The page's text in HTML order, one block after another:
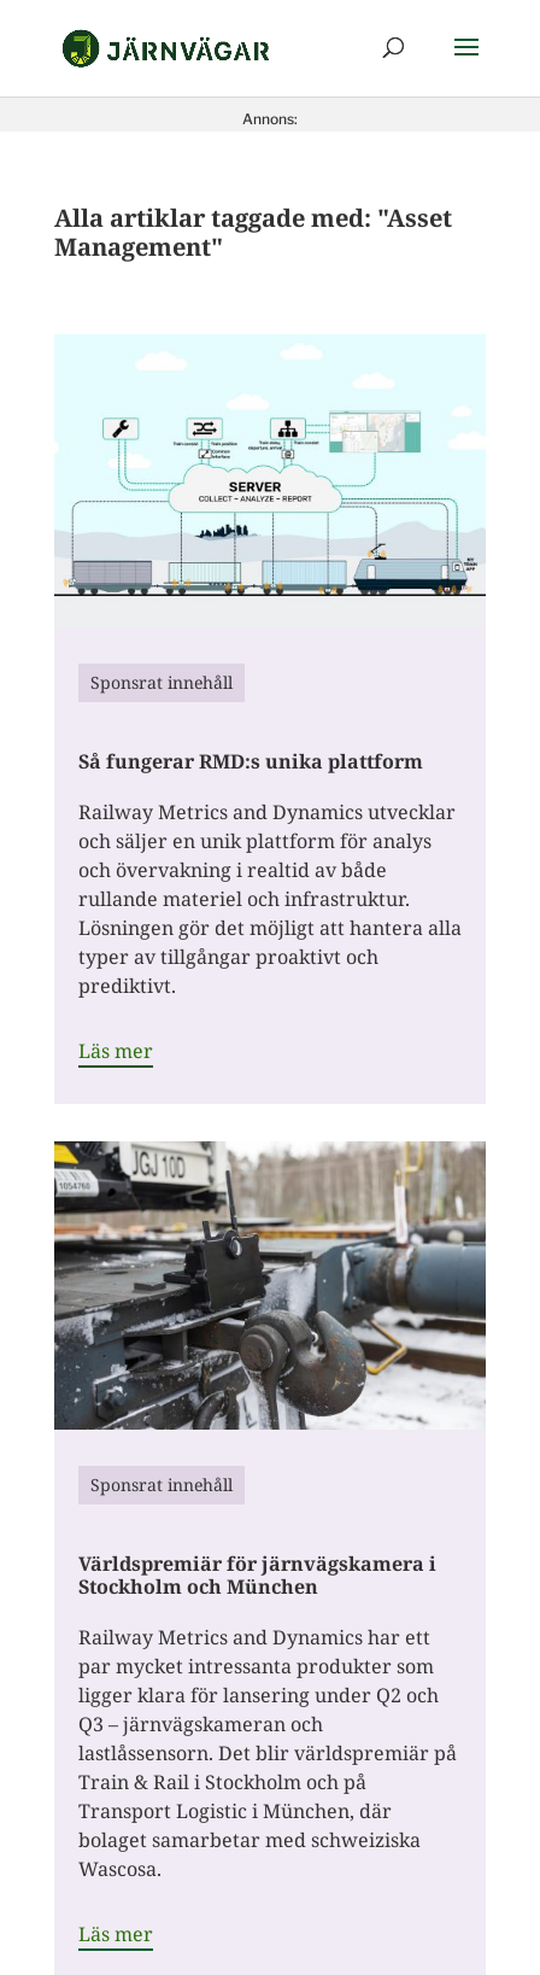
Annons:
Alla artiklar taggade med: "Asset
Management"
Sponsrat innehåll
Så fungerar RMD:s unika plattform
Railway Metrics and Dynamics utvecklar
och säljer en unik plattform för analys
och övervakning i realtid av både
rullande materiel och infrastruktur.
Lösningen gör det möjligt att hantera alla
typer av tillgångar proaktivt och
prediktivt.
Läs mer
Sponsrat innehåll
Världspremiär för järnvägskamera i
Stockholm och München
Railway Metrics and Dynamics har ett
par mycket intressanta produkter som
ligger klara för lansering under Q2 och
Q3 – järnvägskameran och
lastlåssensorn. Det blir världspremiär på
Train & Rail i Stockholm och på
Transport Logistic i München, där
bolaget samarbetar med schweiziska
Wascosa.
Läs mer